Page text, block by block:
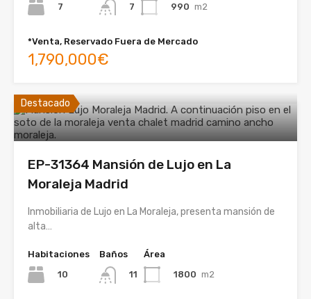
7
7
990 m2
*Venta, Reservado Fuera de Mercado
1,790,000€
Destacado
EP-31364 Mansión de Lujo en La
Moraleja Madrid
Inmobiliaria de Lujo en La Moraleja, presenta mansión de
alta…
Habitaciones
10
Baños
11
Área
1800 m2